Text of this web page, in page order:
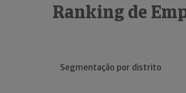
Ranking de
Segmentação por distrito